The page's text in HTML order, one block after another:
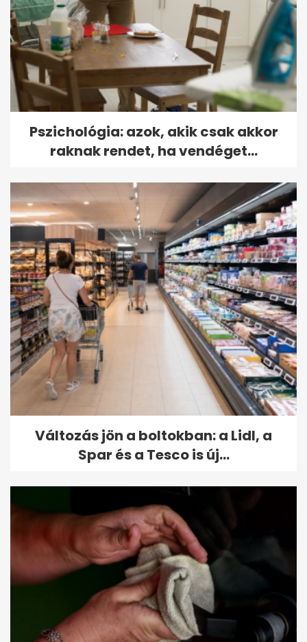
Pszichológia: azok, akik csak akkor
raknak rendet, ha vendéget...
Változás jön a boltokban: a Lidl, a
Spar és a Tesco is új...